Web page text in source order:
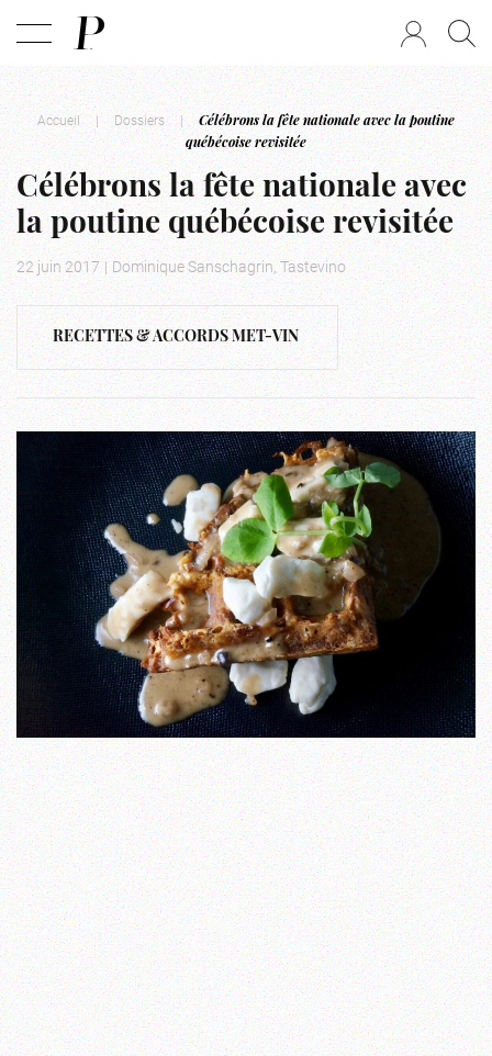
Accueil | Dossiers |
Célébrons la fête nationale avec la poutine
québécoise revisitée
Célébrons la fête nationale avec
la poutine québécoise revisitée
22 juin 2017 | Dominique Sanschagrin, Tastevino
RECETTES & ACCORDS MET-VIN